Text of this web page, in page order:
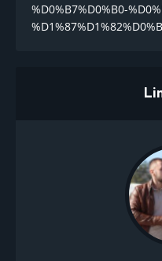
%D0%B7%D0%B0-